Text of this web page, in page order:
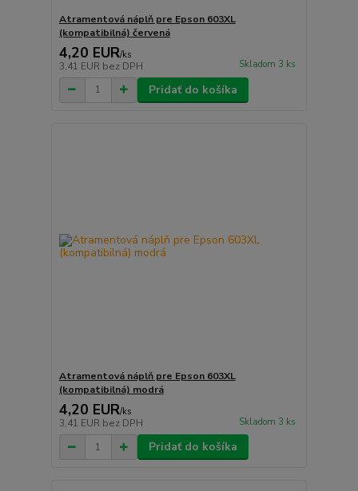
Atramentová náplň pre Epson 603XL
(kompatibilná) červená
4,20 EUR/ks
3,41 EUR bez DPH Skladom 3 ks
Pridať do košíka
Atramentová náplň pre Epson 603XL
(kompatibilná) modrá
4,20 EUR/ks
3,41 EUR bez DPH Skladom 3 ks
Pridať do košíka